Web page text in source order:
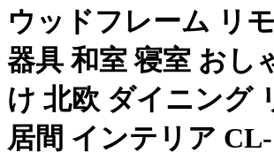
ウッドフレーム リ
器具 和室 寝室 おし
け 北欧 ダイニング
居間 インテリア CL-